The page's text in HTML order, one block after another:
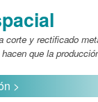
corte y rectificado
que la
>